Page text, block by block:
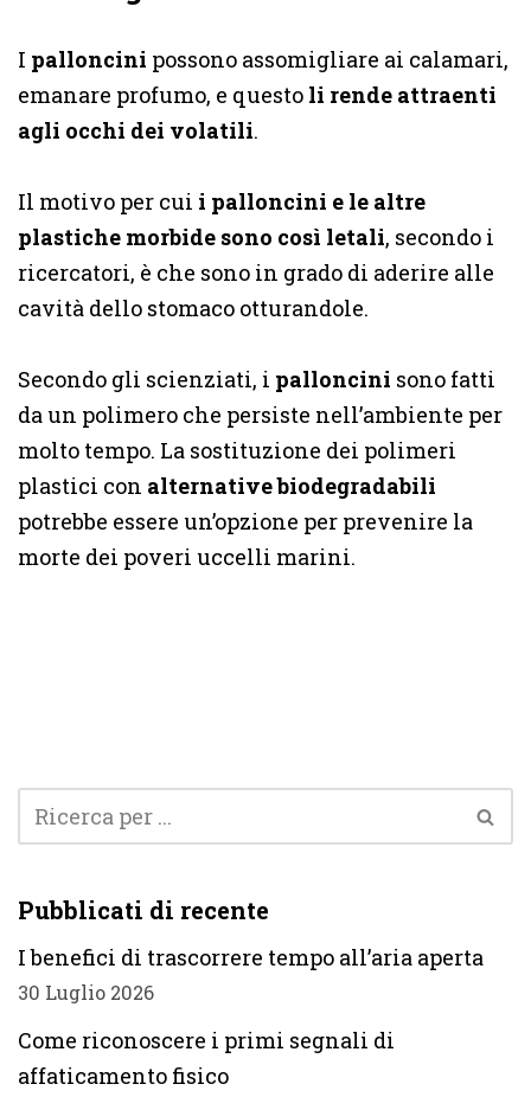
I palloncini possono assomigliare ai calamari,
emanare profumo, e questo li rende attraenti
agli occhi dei volatili.
Il motivo per cui i palloncini e le altre
plastiche morbide sono così letali, secondo i
ricercatori, è che sono in grado di aderire alle
cavità dello stomaco otturandole.
Secondo gli scienziati, i palloncini sono fatti
da un polimero che persiste nell’ambiente per
molto tempo. La sostituzione dei polimeri
plastici con alternative biodegradabili
potrebbe essere un’opzione per prevenire la
morte dei poveri uccelli marini.
Pubblicati di recente
I benefici di trascorrere tempo all’aria aperta
30 Luglio 2026
Come riconoscere i primi segnali di
affaticamento fisico